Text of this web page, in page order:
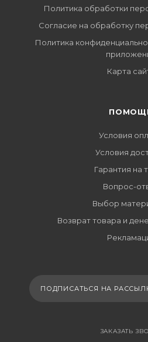
Политика обработки
Согласие на обработку
Политика
Карта
Условия
Условия
Гарантия на
Вопрос-
Выбор
Возврат товара и
ПОДПИСАТЬСЯ НА
ЗАКАЗАТЬ